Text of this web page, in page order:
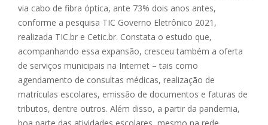
via cabo de fibra óptica, ante 73% dois anos antes,
conforme a pesquisa TIC Governo Eletrônico 2021,
realizada TIC.br e Cetic.br. Constata o estudo que,
acompanhando essa expansão, cresceu também a oferta
de serviços municipais na Internet – tais como
agendamento de consultas médicas, realização de
matrículas escolares, emissão de documentos e faturas de
tributos, dentre outros. Além disso, a partir da pandemia,
boa parte das atividades escolares, mesmo na rede